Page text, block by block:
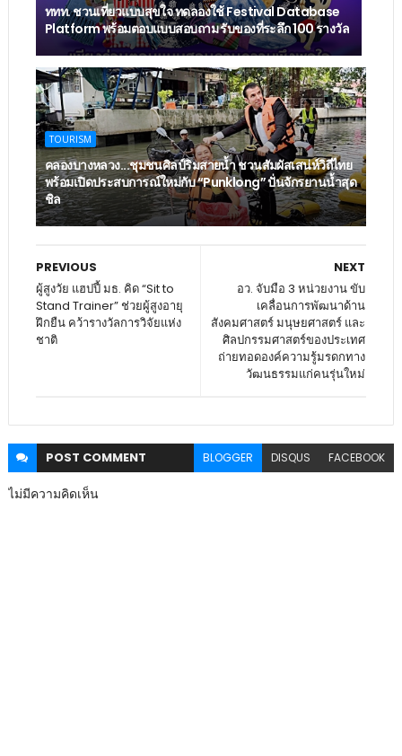
ททท. ชวนเที่ยวแบบสุขใจ ทดลองใช้ Festival Database
Platform พร้อมตอบแบบสอบถาม รับของที่ระลึก 100 รางวัล
TOURISM
คลองบางหลวง...ชุมชนศิลป์ริมสายน้ำ ชวนสัมผัสเสน่ห์วิถีไทย
พร้อมเปิดประสบการณ์ใหม่กับ “Punklong” ปั่นจักรยานน้ำสุด
ชิล
NEXT
อว. จับมือ 3 หน่วยงาน ขับ
เคลื่อนการพัฒนาด้าน
สังคมศาสตร์ มนุษยศาสตร์ และ
ศิลปกรรมศาสตร์ของประเทศ
ถ่ายทอดองค์ความรู้มรดกทาง
วัฒนธรรมแก่คนรุ่นใหม่
PREVIOUS
ผู้สูงวัย แฮปปี้ มธ. คิด “Sit to
Stand Trainer” ช่วยผู้สูงอายุ
ฝึกยืน คว้ารางวัลการวิจัยแห่ง
ชาติ
POST COMMENT BLOGGER DISQUS FACEBOOK
ไม่มีความคิดเห็น